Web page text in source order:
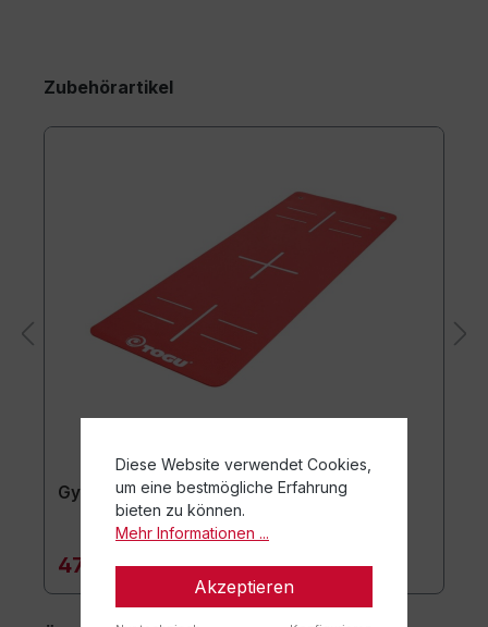
Zubehörartikel
Gymnastikmatte TOGU JumpYone
47,90 €*
Diese Website verwendet Cookies,
um eine bestmögliche Erfahrung
bieten zu können.
Mehr Informationen ...
Akzeptieren